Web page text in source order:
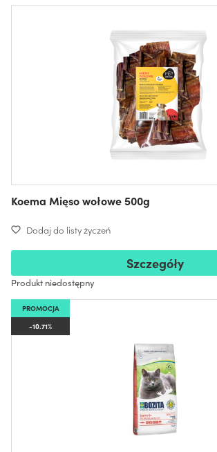
Koema Mięso wołowe 500g
Dodaj do listy życzeń
Szczegóły
Produkt niedostępny
PROMOCJA
-10.71%